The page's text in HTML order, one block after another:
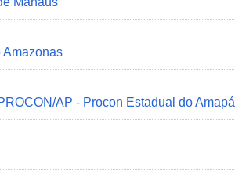
Amazonas
AP - Procon Estadual do Amapá